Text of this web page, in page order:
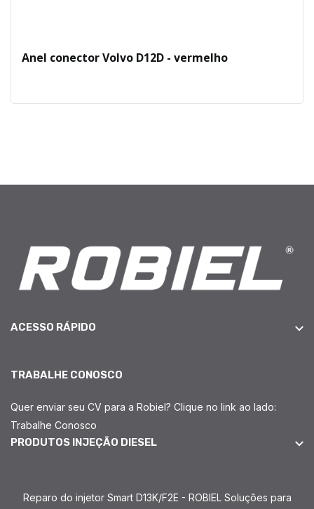
Anel conector Volvo D12D - vermelho
ACESSO RÁPIDO
TRABALHE CONOSCO
Quer enviar seu CV para a Robiel? Clique no link ao lado:
Trabalhe Conosco
PRODUTOS INJEÇÃO DIESEL
Reparo do injetor Smart D13K/F2E - ROBIEL Soluções para